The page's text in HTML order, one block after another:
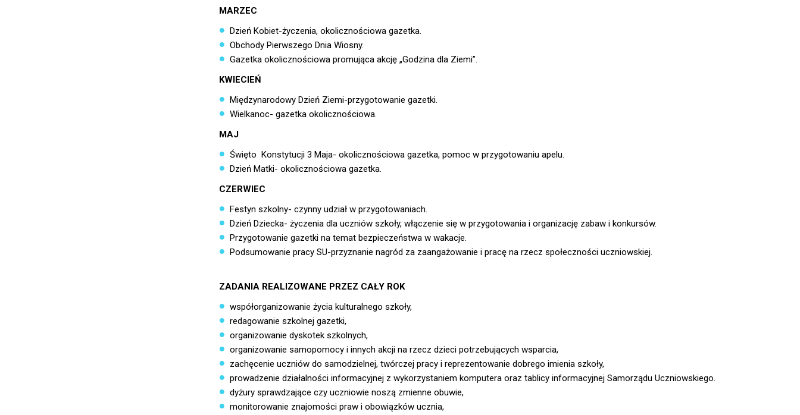
MARZEC
Dzień Kobiet-życzenia, okolicznościowa gazetka.
Obchody Pierwszego Dnia Wiosny.
Gazetka okolicznościowa promująca akcję „Godzina dla Ziemi”.
KWIECIEŃ
Międzynarodowy Dzień Ziemi-przygotowanie gazetki.
Wielkanoc- gazetka okolicznościowa.
MAJ
Święto Konstytucji 3 Maja- okolicznościowa gazetka, pomoc w przygotowaniu apelu.
Dzień Matki- okolicznościowa gazetka.
CZERWIEC
Festyn szkolny- czynny udział w przygotowaniach.
Dzień Dziecka- życzenia dla uczniów szkoły, włączenie się w przygotowania i organizację zabaw i konkursów.
Przygotowanie gazetki na temat bezpieczeństwa w wakacje.
Podsumowanie pracy SU-przyznanie nagród za zaangażowanie i pracę na rzecz społeczności uczniowskiej.
ZADANIA REALIZOWANE PRZEZ CAŁY ROK
współorganizowanie życia kulturalnego szkoły,
redagowanie szkolnej gazetki,
organizowanie dyskotek szkolnych,
organizowanie samopomocy i innych akcji na rzecz dzieci potrzebujących wsparcia,
zachęcenie uczniów do samodzielnej, twórczej pracy i reprezentowanie dobrego imienia szkoły,
prowadzenie działalności informacyjnej z wykorzystaniem komputera oraz tablicy informacyjnej Samorządu Uczniowskiego.
dyżury sprawdzające czy uczniowie noszą zmienne obuwie,
monitorowanie znajomości praw i obowiązków ucznia,